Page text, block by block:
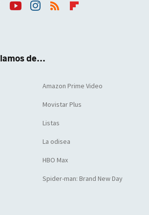
de...
Amazon Prime Video
Movistar Plus
Listas
La odisea
HBO Max
Spider-man: Brand New Day